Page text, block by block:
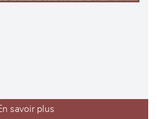
savoir plus